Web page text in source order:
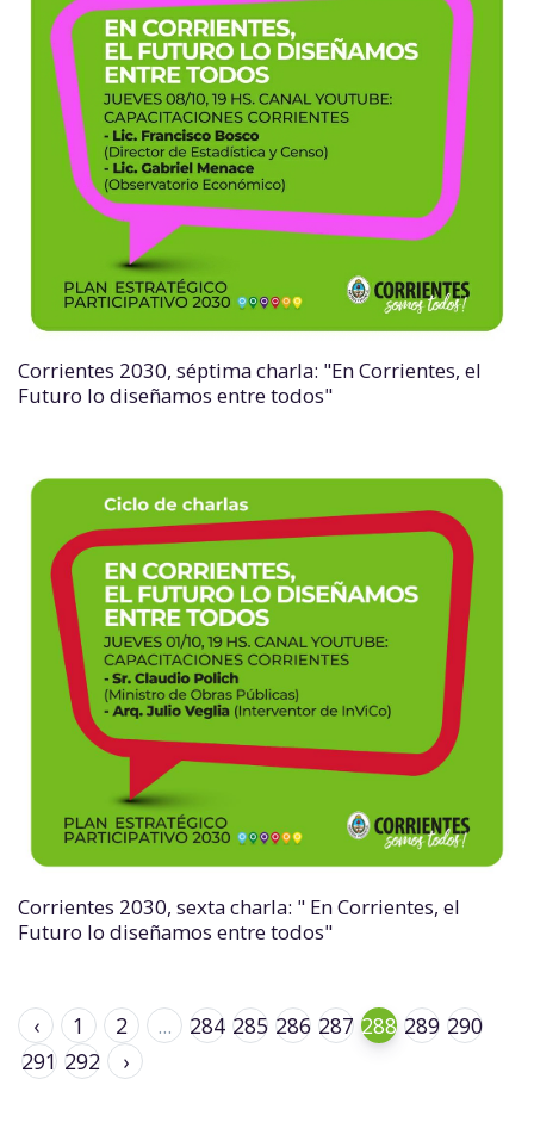
Corrientes 2030, séptima charla: "En Corrientes, el
Futuro lo diseñamos entre todos"
Corrientes 2030, sexta charla: " En Corrientes, el
Futuro lo diseñamos entre todos"
‹ 1 2 ... 284 285 286 287 288 289 290
291 292 ›